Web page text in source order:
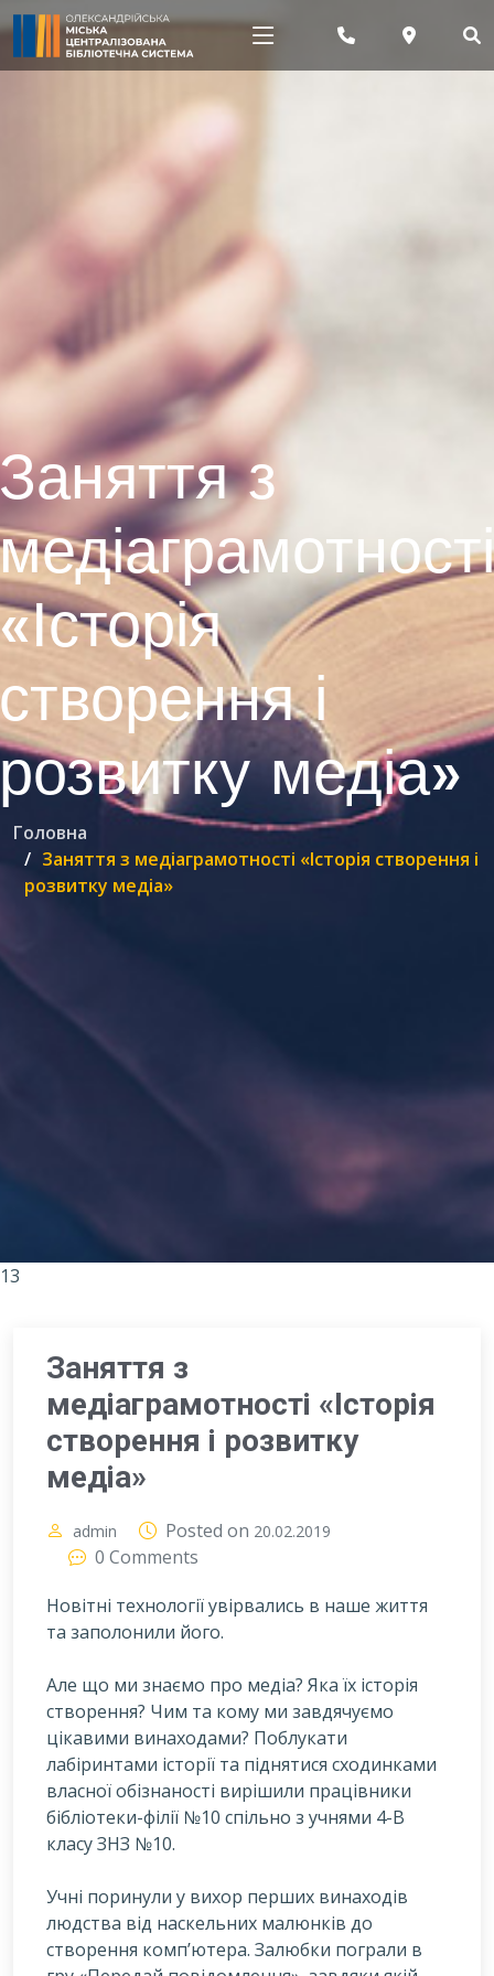
Заняття з
медіаграмотності
«Історія
створення і
розвитку медіа»
Головна
Заняття з медіаграмотності «Історія створення і
розвитку медіа»
13
Заняття з
медіаграмотності «Історія
створення і розвитку
медіа»
admin Posted on 20.02.2019
0 Comments
Новітні технології увірвались в наше життя
та заполонили його.
Але що ми знаємо про медіа? Яка їх історія
створення? Чим та кому ми завдячуємо
цікавими винаходами? Поблукати
лабіринтами історії та піднятися сходинками
власної обізнаності вирішили працівники
бібліотеки-філії №10 спільно з учнями 4-В
класу ЗНЗ №10.
Учні поринули у вихор перших винаходів
людства від наскельних малюнків до
створення комп’ютера. Залюбки пограли в